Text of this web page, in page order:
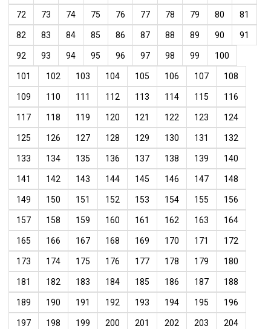
72 73 74 75 76 77 78 79 80 81
82 83 84 85 86 87 88 89 90 91
92 93 94 95 96 97 98 99 100
101 102 103 104 105 106 107 108
109 110 111 112 113 114 115 116
117 118 119 120 121 122 123 124
125 126 127 128 129 130 131 132
133 134 135 136 137 138 139 140
141 142 143 144 145 146 147 148
149 150 151 152 153 154 155 156
157 158 159 160 161 162 163 164
165 166 167 168 169 170 171 172
173 174 175 176 177 178 179 180
181 182 183 184 185 186 187 188
189 190 191 192 193 194 195 196
197 198 199 200 201 202 203 204